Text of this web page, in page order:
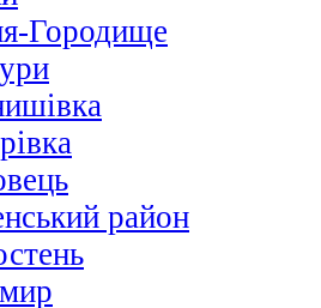
Городище
район